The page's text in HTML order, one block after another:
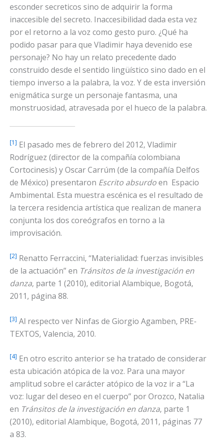
esconder secreticos sino de adquirir la forma
inaccesible del secreto. Inaccesibilidad dada esta vez
por el retorno a la voz como gesto puro. ¿Qué ha
podido pasar para que Vladimir haya devenido ese
personaje? No hay un relato precedente dado
construido desde el sentido lingüístico sino dado en el
tiempo inverso a la palabra, la voz. Y de esta inversión
enigmática surge un personaje fantasma, una
monstruosidad, atravesada por el hueco de la palabra.
[1] El pasado mes de febrero del 2012, Vladimir
Rodríguez (director de la compañía colombiana
Cortocinesis) y Oscar Carrúm (de la compañía Delfos
de México) presentaron Escrito absurdoen Espacio
Ambimental. Esta muestra escénica es el resultado de
la tercera residencia artística que realizan de manera
conjunta los dos coreógrafos en torno a la
improvisación.
[2] Renatto Ferraccini, “Materialidad: fuerzas invisibles
de la actuación” en Tránsitos de la investigación en
danza, parte 1 (2010), editorial Alambique, Bogotá,
2011, página 88.
[3] Al respecto ver Ninfas de Giorgio Agamben, PRE-
TEXTOS, Valencia, 2010.
[4] En otro escrito anterior se ha tratado de considerar
esta ubicación atópica de la voz. Para una mayor
amplitud sobre el carácter atópico de la voz ir a “La
voz: lugar del deseo en el cuerpo” por Orozco, Natalia
en Tránsitos de la investigación en danza, parte 1
(2010), editorial Alambique, Bogotá, 2011, páginas 77
a 83.